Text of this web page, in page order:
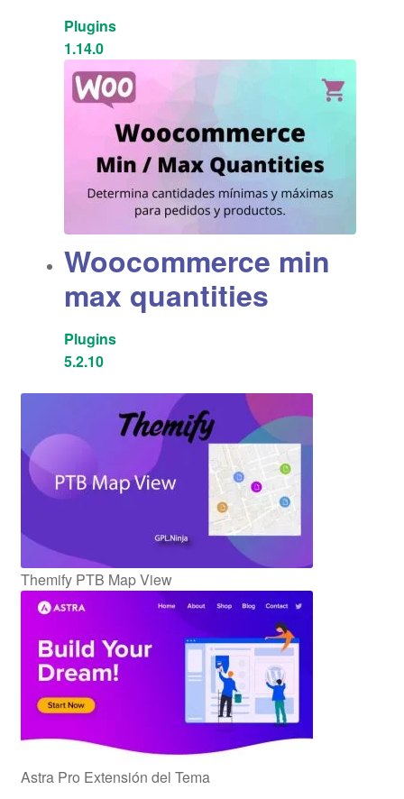
Plugins
1.14.0
Woocommerce min
max quantities
Plugins
5.2.10
Themify PTB Map View
Astra Pro Extensión del Tema